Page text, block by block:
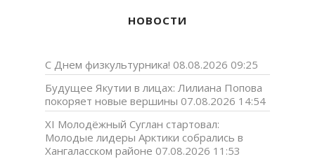
НОВОСТИ
С Днем физкультурника! 08.08.2026 09:25
Будущее Якутии в лицах: Лилиана Попова
покоряет новые вершины 07.08.2026 14:54
XI Молодёжный Суглан стартовал:
Молодые лидеры Арктики собрались в
Хангаласском районе 07.08.2026 11:53